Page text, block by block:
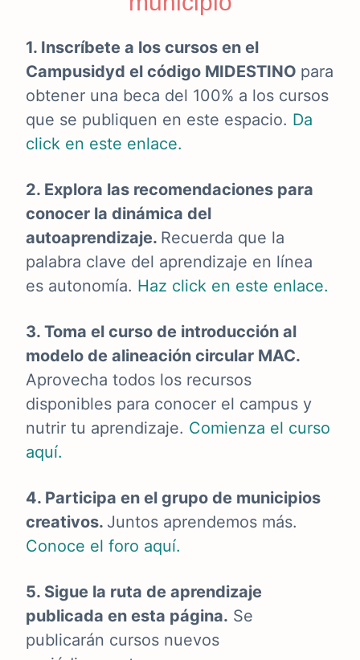
1. Inscríbete a los cursos en el
Campusidyd el código MIDESTINO para
obtener una beca del 100% a los cursos
que se publiquen en este espacio. Da
click en este enlace.
2. Explora las recomendaciones para
conocer la dinámica del
autoaprendizaje. Recuerda que la
palabra clave del aprendizaje en línea
es autonomía. Haz click en este enlace.
3. Toma el curso de introducción al
modelo de alineación circular MAC.
Aprovecha todos los recursos
disponibles para conocer el campus y
nutrir tu aprendizaje. Comienza el curso
aquí.
4. Participa en el grupo de municipios
creativos. Juntos aprendemos más.
Conoce el foro aquí.
5. Sigue la ruta de aprendizaje
publicada en esta página. Se
publicarán cursos nuevos